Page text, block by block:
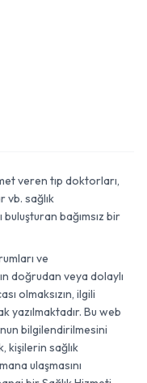
veren tıp doktorları,
sağlık
bağımsız bir
ve
doğrudan veya dolaylı
olmaksızın, ilgili
yazılmaktadır. Bu web
bilgilendirilmesini
kişilerin sağlık
ulaşmasını